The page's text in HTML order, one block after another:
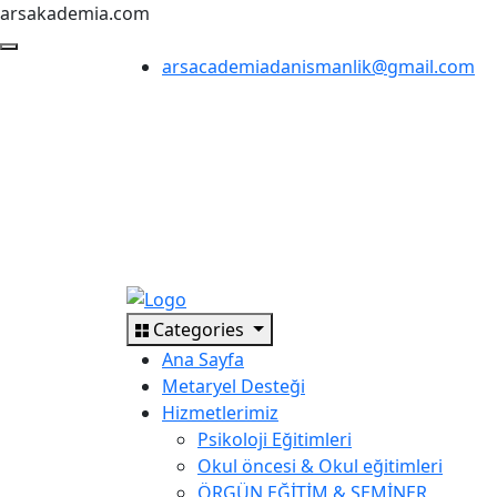
arsakademia.com
arsacademiadanismanlik@gmail.com
Categories
Ana Sayfa
Metaryel Desteği
Hizmetlerimiz
Psikoloji Eğitimleri
Okul öncesi & Okul eğitimleri